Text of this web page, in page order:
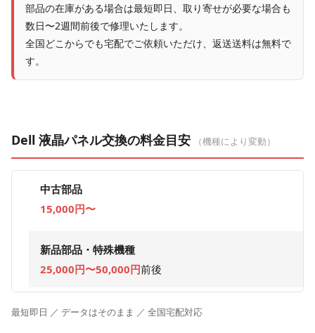
部品の在庫がある場合は最短即日、取り寄せが必要な場合も
数日〜2週間前後で修理いたします。
全国どこからでも宅配でご依頼いただけ、返送送料は無料で
す。
Dell 液晶パネル交換の料金目安 （機種により変動）
中古部品
15,000円〜
新品部品・特殊機種
25,000円〜50,000円前後
最短即日 ／ データはそのまま ／ 全国宅配対応